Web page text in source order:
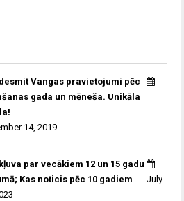
Vangas pravietojumi pēc
gada un mēneša. Unikāla
14, 2019
par vecākiem 12 un 15 gadu
Kas noticis pēc 10 gadiem
July